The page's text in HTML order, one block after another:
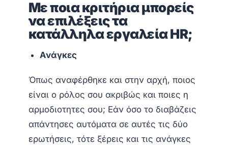
Με ποια κριτήρια μπορείς
να επιλέξεις τα
κατάλληλα εργαλεία ΗR;
Ανάγκες
Όπως αναφέρθηκε και στην αρχή, ποιος
είναι ο ρόλος σου ακριβώς και ποιες η
αρμοδιοτητες σου; Εάν όσο το διαβάζεις
απάντησες αυτόματα σε αυτές τις δύο
ερωτήσεις, τότε ξέρεις και τις ανάγκες